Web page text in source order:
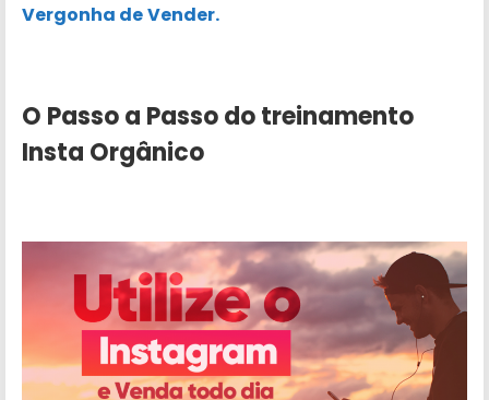
Vergonha deVender.
O Passo a Passo do treinamento
Insta Orgânico